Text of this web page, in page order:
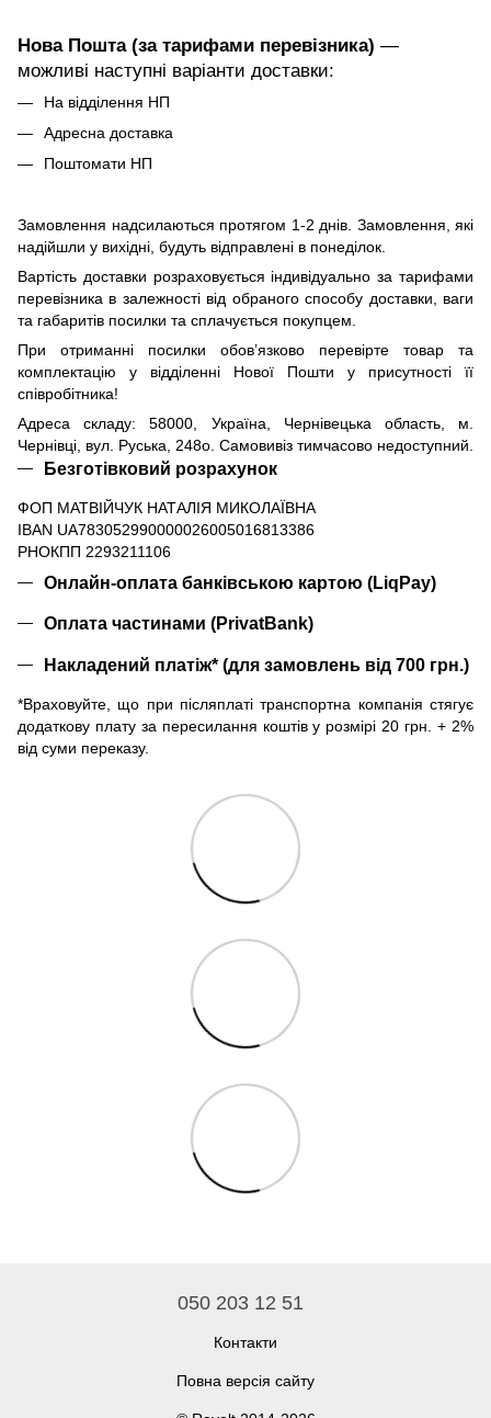
Нова Пошта (за тарифами перевізника) —
можливі наступні варіанти доставки:
На відділення НП
Адресна доставка
Поштомати НП
Замовлення надсилаються протягом 1-2 днів. Замовлення, які
надійшли у вихідні, будуть відправлені в понеділок.
Вартість доставки розраховується індивідуально за тарифами
перевізника в залежності від обраного способу доставки, ваги
та габаритів посилки та сплачується покупцем.
При отриманні посилки обов’язково перевірте товар та
комплектацію у відділенні Нової Пошти у присутності її
співробітника!
Адреса складу: 58000, Україна, Чернівецька область, м.
Чернівці, вул. Руська, 248о. Самовивіз тимчасово недоступний.
Безготівковий розрахунок
ФОП МАТВІЙЧУК НАТАЛІЯ МИКОЛАЇВНА
IBAN UA783052990000026005016813386
РНОКПП 2293211106
Онлайн-оплата банківською картою (LiqPay)
Оплата частинами (PrivatBank)
Накладений платіж* (для замовлень від 700 грн.)
*Враховуйте, що при післяплаті транспортна компанія стягує
додаткову плату за пересилання коштів у розмірі 20 грн. + 2%
від суми переказу.
050 203 12 51
Контакти
Повна версія сайту